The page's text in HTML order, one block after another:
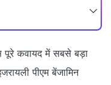
पूरे कवायद में सबसे बड़ा
पीएम बेंजामिन